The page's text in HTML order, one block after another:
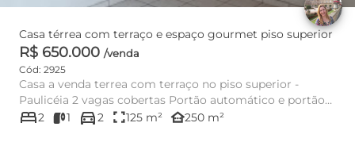
Casa térrea com terraço e espaço gourmet piso superior
R$ 650.000 /venda
Cód: 2925
Casa a venda terrea com terraço no piso superior -
Paulicéia 2 vagas cobertas Portão automático e portão
social...
bed2 1 directions_car2 fullscreen125 m² other_houses250 m²